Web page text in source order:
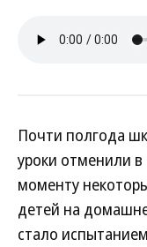
Почти полгода
уроки отменили
моменту
детей на
стало